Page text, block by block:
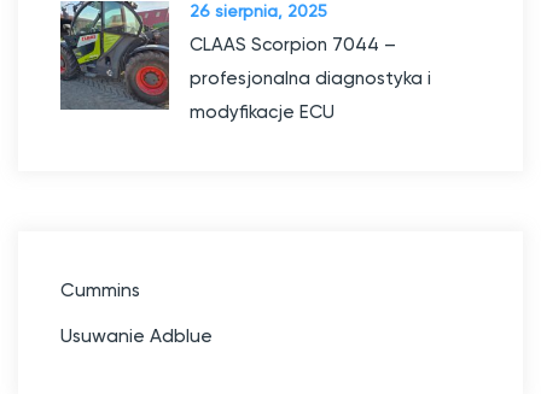
26 sierpnia, 2025
CLAAS Scorpion 7044 –
profesjonalna diagnostyka i
modyfikacje ECU
Cummins
Usuwanie Adblue